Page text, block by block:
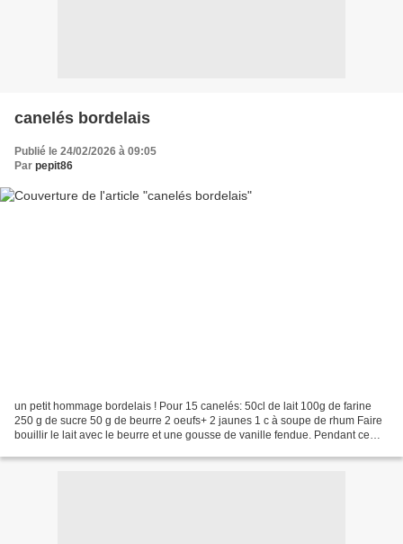
canelés bordelais
Publié le 24/02/2026 à 09:05
Par pepit86
un petit hommage bordelais ! Pour 15 canelés: 50cl de lait 100g de farine
250 g de sucre 50 g de beurre 2 oeufs+ 2 jaunes 1 c à soupe de rhum Faire
bouillir le lait avec le beurre et une gousse de vanille fendue. Pendant ce